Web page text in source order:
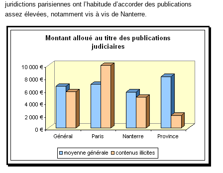
juridictions parisiennes ont l’habitude d’accorder des publications
assez élevées, notamment vis à vis de Nanterre.